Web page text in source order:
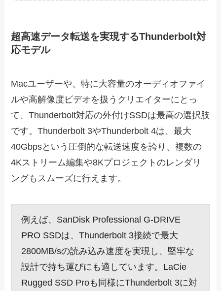
超高速データ転送を実現するThunderbolt対
応モデル
Macユーザーや、特に大容量のオーディオファイ
ルや高解像度ビデオを扱うクリエイターにとっ
て、Thunderbolt対応の外付けSSDは最高の選択肢
です。Thunderbolt 3やThunderbolt 4は、最大
40Gbpsという圧倒的な転送速度を誇り、複数の
4Kストリーム編集や8Kプロジェクトのレンダリ
ングもスムーズに行えます。
例えば、SanDisk Professional G-DRIVE
PRO SSDは、Thunderbolt 3接続で最大
2800MB/sの読み込み速度を実現し、堅牢な
設計で持ち運びにも適しています。LaCie
Rugged SSD Proも同様にThunderbolt 3に対